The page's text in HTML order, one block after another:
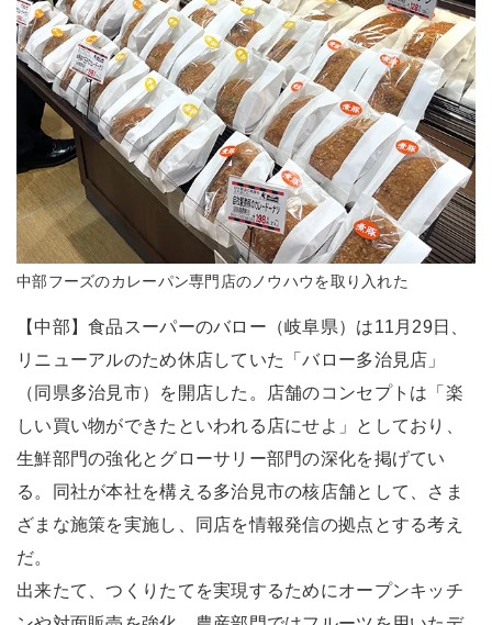
中部フーズのカレーパン専門店のノウハウを取り入れた
【中部】食品スーパーのバロー（岐阜県）は11月29日、
リニューアルのため休店していた「バロー多治見店」
（同県多治見市）を開店した。店舗のコンセプトは「楽
しい買い物ができたといわれる店にせよ」としており、
生鮮部門の強化とグローサリー部門の深化を掲げてい
る。同社が本社を構える多治見市の核店舗として、さま
ざまな施策を実施し、同店を情報発信の拠点とする考え
だ。
出来たて、つくりたてを実現するためにオープンキッチ